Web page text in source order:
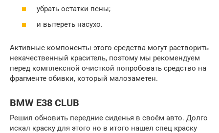
убрать остатки пены;
и вытереть насухо.
Активные компоненты этого средства могут растворить
некачественный краситель, поэтому мы рекомендуем
перед комплексной очисткой попробовать средство на
фрагменте обивки, который малозаметен.
BMW E38 CLUB
Решил обновить передние сиденья в своём авто. Долго
искал краску для этого но в итого нашел спец краску